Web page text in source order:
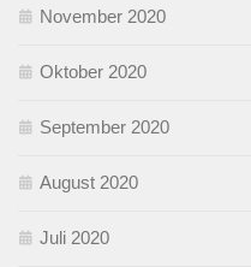
November 2020
Oktober 2020
September 2020
August 2020
Juli 2020